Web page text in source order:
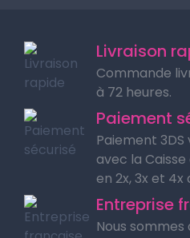
Livraison
Commande
à 72 heures.
Paiement
Paiement 3DS
avec la
en 2x, 3x et 4x
Entreprise
Nous sommes